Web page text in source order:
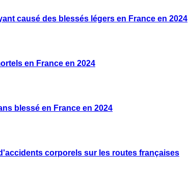
causé des blessés légers en France en 2024
en France en 2024
blessé en France en 2024
corporels sur les routes françaises